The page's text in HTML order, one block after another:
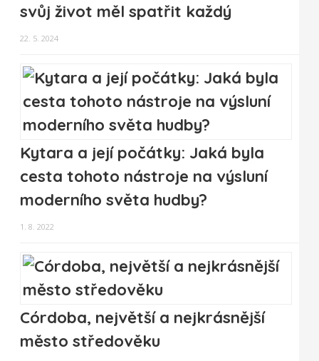
svůj život měl spatřit každý
22. 5. 2024
Kytara a její počátky: Jaká byla
cesta tohoto nástroje na výsluní
moderního světa hudby?
1. 8. 2022
Córdoba, největší a nejkrásnější
město středověku